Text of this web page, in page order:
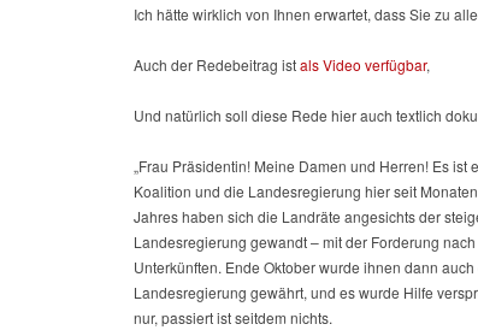
Ich hätte wirklich von Ihnen erwartet, dass Sie zu
Auch der Redebeitrag istals Video verfügbar,
Und natürlich soll diese Rede hier auch textlich
„Frau Präsidentin! Meine Damen und Herren! Es ist
Koalition und die Landesregierung hier seit
Jahres haben sich die Landräte angesichts der
Landesregierung gewandt – mit der Forderung
Unterkünften. Ende Oktober wurde ihnen dann
Landesregierung gewährt, und es wurde Hilfe
nur, passiert ist seitdem nichts.